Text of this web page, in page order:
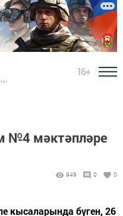
16+
№4 мәктәпләре
949 0 0
кысаларында бүген, 26